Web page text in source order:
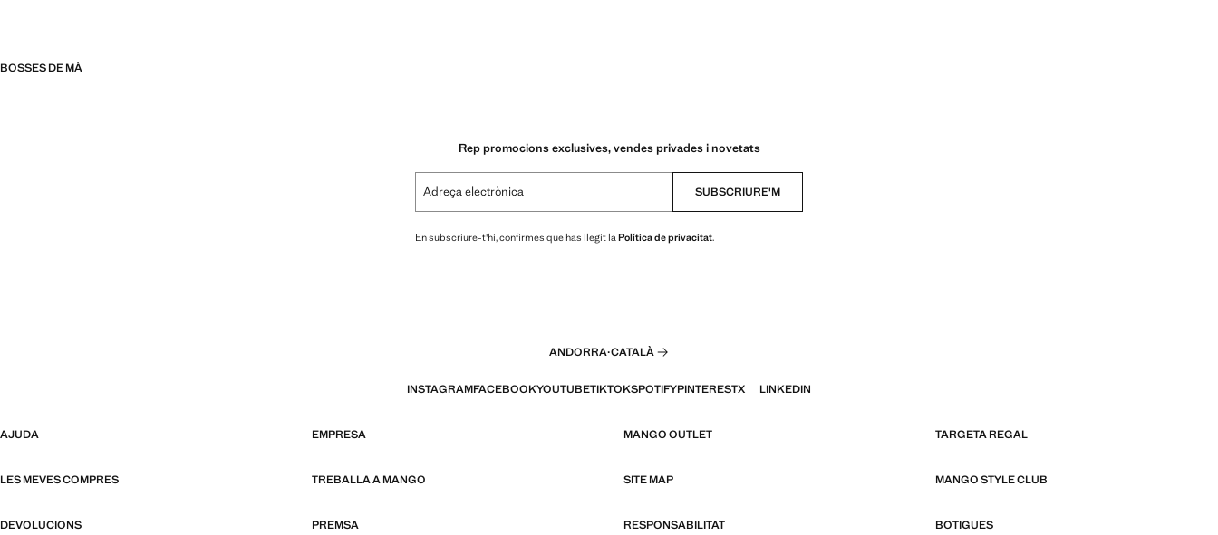
BOSSES DE MÀ
Rep promocions exclusives, vendes privades i novetats
Adreça electrònica SUBSCRIURE'M
En subscriure-t'hi, confirmes que has llegit laPolítica de privacitat.
ANDORRA·CATALÀ
INSTAGRAMFACEBOOKYOUTUBETIKTOKSPOTIFYPINTERESTX LINKEDIN
AJUDA EMPRESA MANGO OUTLET TARGETA REGAL
LES MEVES COMPRES TREBALLA A MANGO SITE MAP MANGO STYLE CLUB
DEVOLUCIONS PREMSA RESPONSABILITAT BOTIGUES